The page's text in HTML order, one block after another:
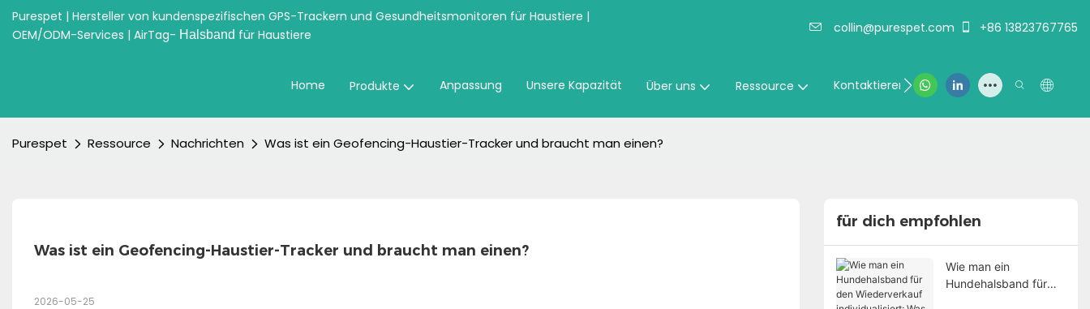
Purespet | Hersteller von kundenspezifischen GPS-Trackern und Gesundheitsmonitoren für Haustiere |
OEM/ODM-Services | AirTag- Halsband für Haustiere collin@purespet.com +86 13823767765
Home Produkte Anpassung Unsere Kapazität Über uns Ressource Kontaktieren Sie uns
Purespet Ressource Nachrichten Was ist ein Geofencing-Haustier-Tracker und braucht man einen?
Was ist ein Geofencing-Haustier-Tracker und braucht man einen?
2026-05-25
für dich empfohlen
Wie man ein
Hundehalsband für